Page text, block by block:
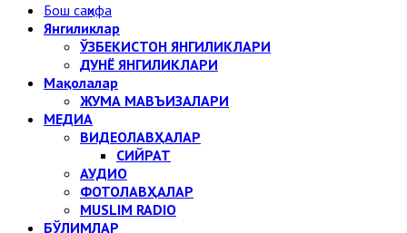
Бош саҳифа
Янгиликлар
ЎЗБЕКИСТОН ЯНГИЛИКЛАРИ
ДУНЁ ЯНГИЛИКЛАРИ
Мақолалар
ЖУМА МАВЪИЗАЛАРИ
МЕДИА
ВИДЕОЛАВҲАЛАР
СИЙРАТ
АУДИО
ФОТОЛАВҲАЛАР
MUSLIM RADIO
БЎЛИМЛАР